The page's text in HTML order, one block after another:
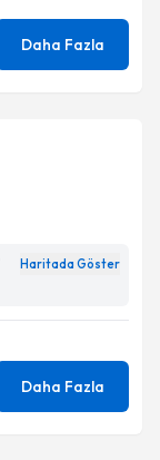
Daha Fazla
Haritada Göster
Daha Fazla